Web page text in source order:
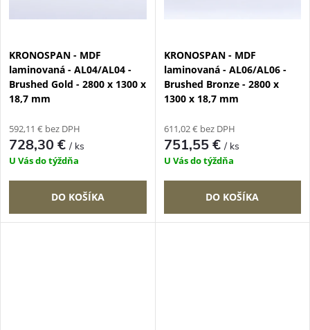
KRONOSPAN - MDF
laminovaná - AL04/AL04 -
Brushed Gold - 2800 x 1300 x
18,7 mm
592,11 € bez DPH
728,30 €/ ks
U Vás do týždňa
DO KOŠÍKA
KRONOSPAN - MDF
laminovaná - AL06/AL06 -
Brushed Bronze - 2800 x
1300 x 18,7 mm
611,02 € bez DPH
751,55 €/ ks
U Vás do týždňa
DO KOŠÍKA